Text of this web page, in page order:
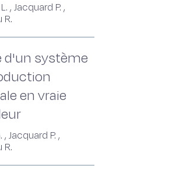
, Jacquard P. ,
R.
d'un système
en vraie
, Jacquard P. ,
R.